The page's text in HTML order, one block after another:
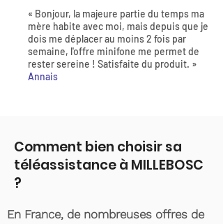
« Bonjour, la majeure partie du temps ma
mère habite avec moi, mais depuis que je
dois me déplacer au moins 2 fois par
semaine, l'offre minifone me permet de
rester sereine ! Satisfaite du produit. »
Annais
Comment bien choisir sa
téléassistance à MILLEBOSC
?
En France, de nombreuses offres de